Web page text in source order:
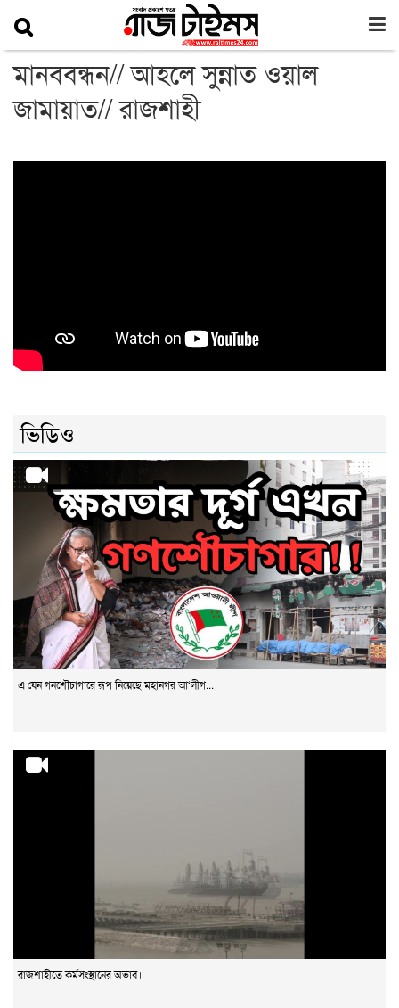
মানববন্ধন// আহলে সুন্নাত ওয়াল
জামায়াত// রাজশাহী
ভিডিও
এ যেন গনশৌচাগারে রূপ নিয়েছে মহানগর আ‘লীগ...
রাজশাহীতে কর্মসংস্থানের অভাব।